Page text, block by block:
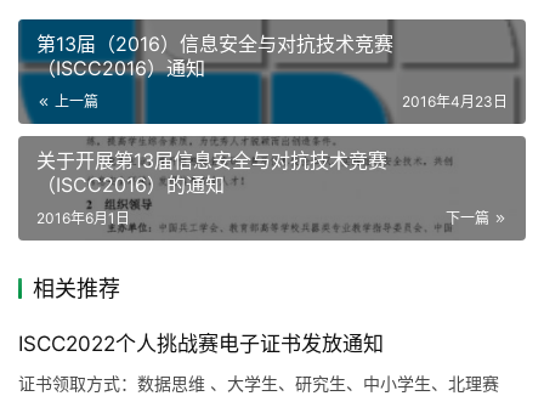
第13届（2016）信息安全与对抗技术竞赛
（ISCC2016）通知
上一篇 2016年4月23日
关于开展第13届信息安全与对抗技术竞赛
（ISCC2016）的通知
下一篇
2016年6月1日
相关推荐
ISCC2022个人挑战赛电子证书发放通知
证书领取方式：数据思维 、大学生、研究生、中小学生、北理赛